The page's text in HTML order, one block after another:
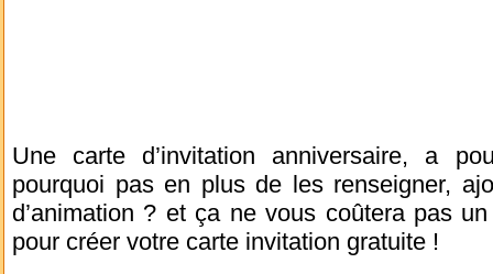
Une carte d’invitation anniversaire, a
pourquoi pas en plus de les renseigner,
d’animation ? et ça ne vous coûtera pas
pour créer votre carte invitation gratuite !